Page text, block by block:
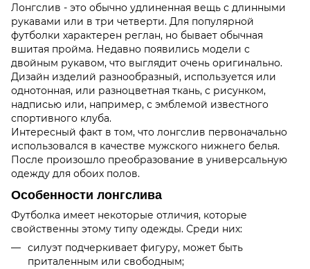
Лонгслив - это обычно удлиненная вещь с длинными
рукавами или в три четверти. Для популярной
футболки характерен реглан, но бывает обычная
вшитая пройма. Недавно появились модели с
двойным рукавом, что выглядит очень оригинально.
Дизайн изделий разнообразный, используется или
однотонная, или разноцветная ткань, с рисунком,
надписью или, например, с эмблемой известного
спортивного клуба.
Интересный факт в том, что лонгслив первоначально
использовался в качестве мужского нижнего белья.
После произошло преобразование в универсальную
одежду для обоих полов.
Особенности лонгслива
Футболка имеет некоторые отличия, которые
свойственны этому типу одежды. Среди них:
силуэт подчеркивает фигуру, может быть
приталенным или свободным;